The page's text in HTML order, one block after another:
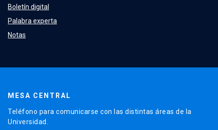
Boletín digital
Palabra experta
Notas
MESA CENTRAL
Teléfono para comunicarse con las distintas áreas de la
Universidad.